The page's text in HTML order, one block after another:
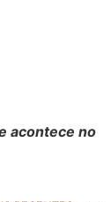
acontece no